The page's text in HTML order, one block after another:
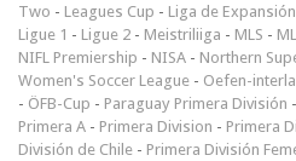
Two - Leagues Cup - Liga de
Ligue 1 - Ligue 2 - Meistriliiga - MLS -
NIFL Premiership - NISA - Northern
Women's Soccer League - Oefen-
- ÖFB-Cup - Paraguay Primera División -
Primera A - Primera Division - Primera
División de Chile - Primera División